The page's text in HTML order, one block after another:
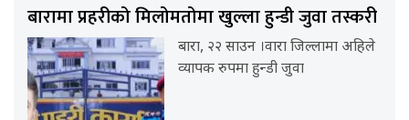
बारामा प्रहरीको मिलोमतोमा खुल्ला हुन्डी जुवा तस्करी
बारा, २२ साउन ।वारा जिल्लामा अहिले
व्यापक रुपमा हुन्डी जुवा